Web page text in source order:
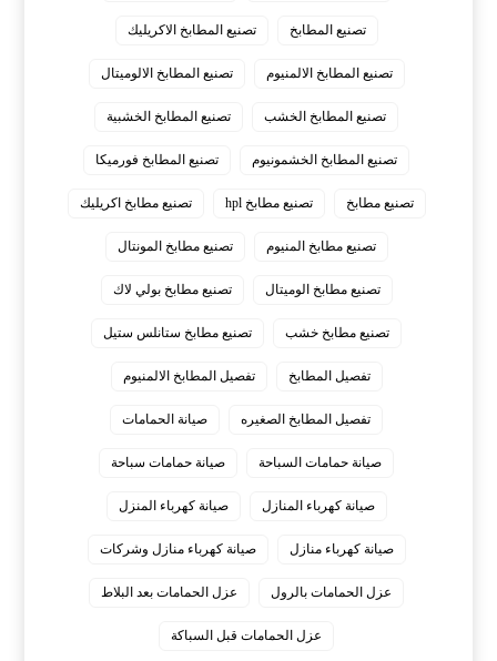
تصنيع المطابخ تصنيع المطابخ الاكريليك
تصنيع المطابخ الالمنيوم تصنيع المطابخ الالوميتال
تصنيع المطابخ الخشب تصنيع المطابخ الخشبية
تصنيع المطابخ الخشمونيوم تصنيع المطابخ فورميكا
تصنيع مطابخ تصنيع مطابخ hpl تصنيع مطابخ اكريليك
تصنيع مطابخ المنيوم تصنيع مطابخ المونتال
تصنيع مطابخ الوميتال تصنيع مطابخ بولي لاك
تصنيع مطابخ خشب تصنيع مطابخ ستانلس ستيل
تفصيل المطابخ تفصيل المطابخ الالمنيوم
تفصيل المطابخ الصغيره صيانة الحمامات
صيانة حمامات السباحة صيانة حمامات سباحة
صيانة كهرباء المنازل صيانة كهرباء المنزل
صيانة كهرباء منازل صيانة كهرباء منازل وشركات
عزل الحمامات بالرول عزل الحمامات بعد البلاط
عزل الحمامات قبل السباكة